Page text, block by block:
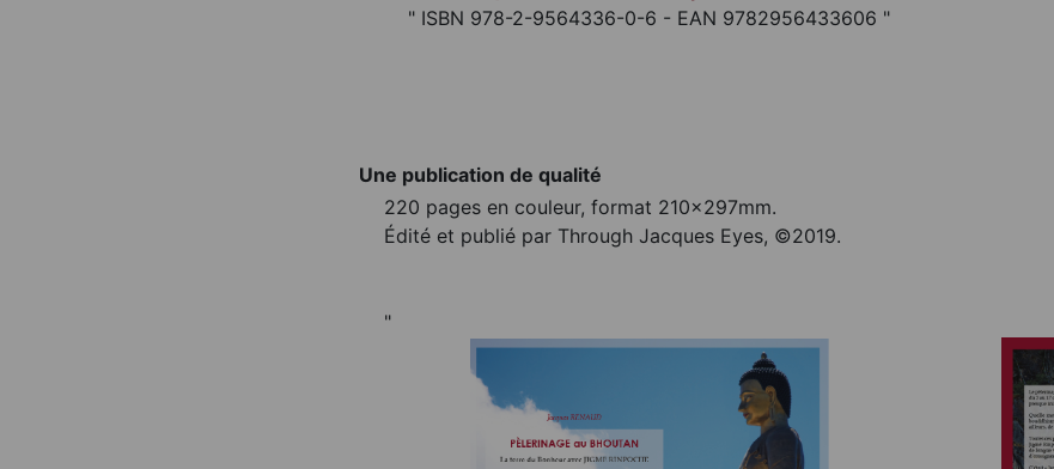
" ISBN 978-2-9564336-0-6 - EAN 9782956433606 "
Une publication de qualité
220 pages en couleur, format 210x297mm.
Édité et publié par Through Jacques Eyes, ©2019.
"